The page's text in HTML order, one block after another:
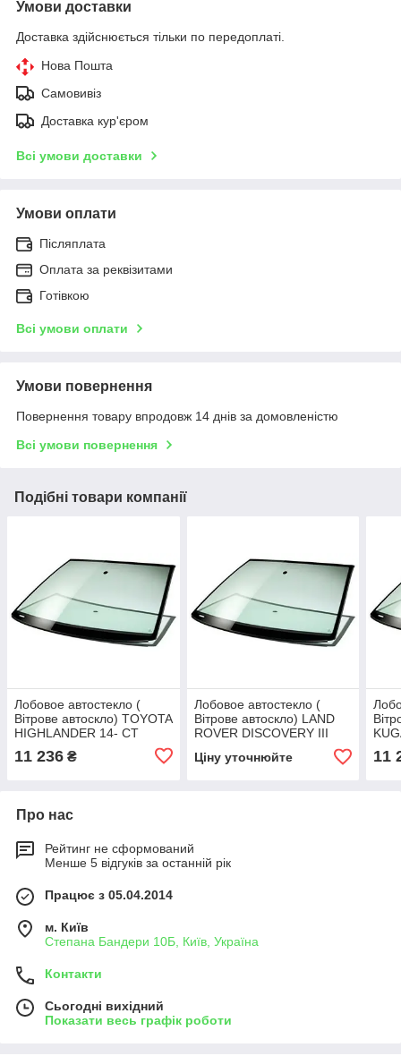
Умови доставки
Доставка здійснюється тільки по передоплаті.
Нова Пошта
Самовивіз
Доставка кур'єром
Всі умови доставки
Умови оплати
Післяплата
Оплата за реквізитами
Готівкою
Всі умови оплати
Умови повернення
Повернення товару впродовж 14 днів за домовленістю
Всі умови повернення
Подібні товари компанії
Лобовое автостекло (
Вітрове автоскло) TOYOTA
HIGHLANDER 14- СТ
дв.+ДД+VIN+ИНК
11 236 ₴
Лобовое автостекло (
Вітрове автоскло) LAND
ROVER DISCOVERY III
ЭО+VIN+УО
Ціну уточнюйте 11
Про нас
Рейтинг не сформований
Менше 5 відгуків за останній рік
Працює з 05.04.2014
м. Київ
Степана Бандери 10Б, Київ, Україна
Контакти
Сьогодні вихідний
Показати весь графік роботи